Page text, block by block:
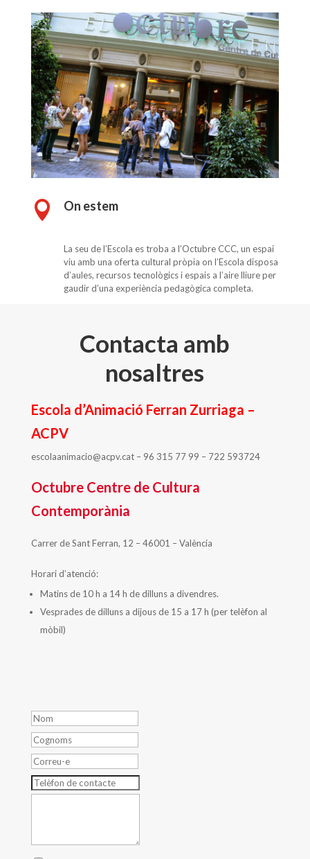
 On estem
La seu de l’Escola es troba a l’Octubre CCC, un espai
viu amb una oferta cultural pròpia on l’Escola disposa
d’aules, recursos tecnològics i espais a l’aire lliure per
gaudir d’una experiència pedagògica completa.
Contacta amb
nosaltres
Escola d’Animació Ferran Zurriaga –
ACPV
escolaanimacio@acpv.cat – 96 315 77 99 – 722 593724
Octubre Centre de Cultura
Contemporània
Carrer de Sant Ferran, 12 – 46001 – València
Horari d’atenció:
Matins de 10 h a 14 h de dilluns a divendres.
Vesprades de dilluns a dijous de 15 a 17 h (per telèfon al
mòbil)
Nom
Cognoms
Correu-
eTelèfon